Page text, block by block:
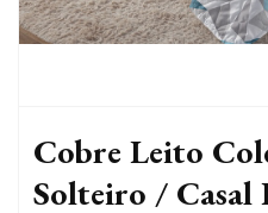
Cobre Leito
Solteiro / Casal